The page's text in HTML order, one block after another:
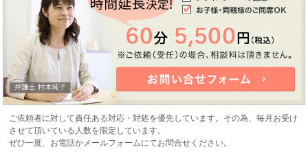
ご依頼者に対して責任ある対応・対処を優先しています。その為、毎月お受け
させて頂いている人数を限定しています。
ぜひ一度、お電話かメールフォームにてお問合せください。